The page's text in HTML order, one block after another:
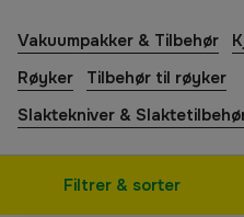
Vakuumpakker & Tilbehør
Røyker
Tilbehør til røyker
Slaktekniver &
Filtrer & sorter